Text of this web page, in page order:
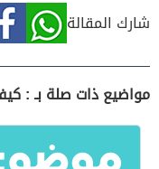
شارك المقالة
مواضيع ذات صلة بـ :